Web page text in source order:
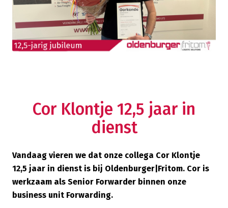
Cor Klontje 12,5 jaar in
dienst
Vandaag vieren we dat onze collega Cor Klontje
12,5 jaar in dienst is bij Oldenburger|Fritom. Cor is
werkzaam als Senior Forwarder binnen onze
business unit Forwarding.